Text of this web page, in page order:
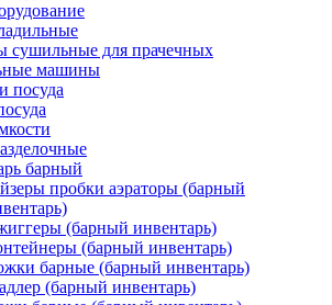
для прачечных
машины
барный
пробки аэраторы (барный
(барный инвентарь)
(барный инвентарь)
барные (барный инвентарь)
(барный инвентарь)